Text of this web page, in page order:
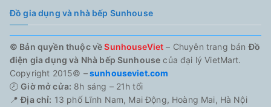
Đồ gia dụng và nhà bếp Sunhouse
© Bản quyền thuộc vềSunhouseViet – Chuyên trang bánĐồ
điện gia dụng và Nhà bếp Sunhouse của đại lý VietMart.
Copyright 2015© –sunhouseviet.com
🕗Giờ mở cửa: 8h sáng – 21h tối
📍Địa chỉ: 13 phố Lĩnh Nam, Mai Động, Hoàng Mai, Hà Nội